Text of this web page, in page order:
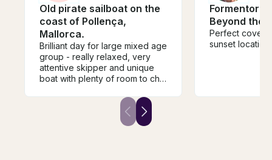
Old pirate sailboat on the
coast of Pollença,
Mallorca.
Brilliant day for large mixed age
group - really relaxed, very
attentive skipper and unique
boat with plenty of room to chill
personal than soulless
motorboat or crowded party
boats that came past. Visit from
Formentor
Beyond the
Perfect coves
sunset location.